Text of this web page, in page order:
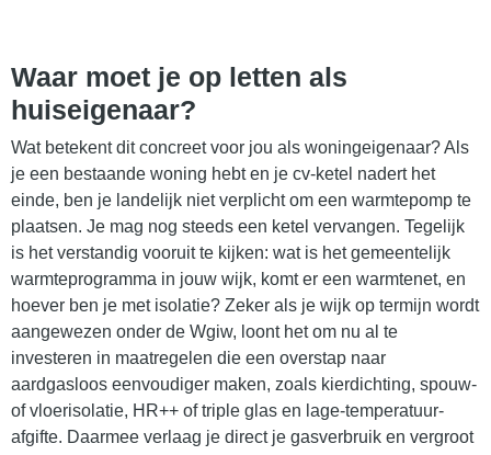
Waar moet je op letten als
huiseigenaar?
Wat betekent dit concreet voor jou als woningeigenaar? Als
je een bestaande woning hebt en je cv-ketel nadert het
einde, ben je landelijk niet verplicht om een warmtepomp te
plaatsen. Je mag nog steeds een ketel vervangen. Tegelijk
is het verstandig vooruit te kijken: wat is het gemeentelijk
warmteprogramma in jouw wijk, komt er een warmtenet, en
hoever ben je met isolatie? Zeker als je wijk op termijn wordt
aangewezen onder de Wgiw, loont het om nu al te
investeren in maatregelen die een overstap naar
aardgasloos eenvoudiger maken, zoals kierdichting, spouw-
of vloerisolatie, HR++ of triple glas en lage-temperatuur-
afgifte. Daarmee verlaag je direct je gasverbruik en vergroot